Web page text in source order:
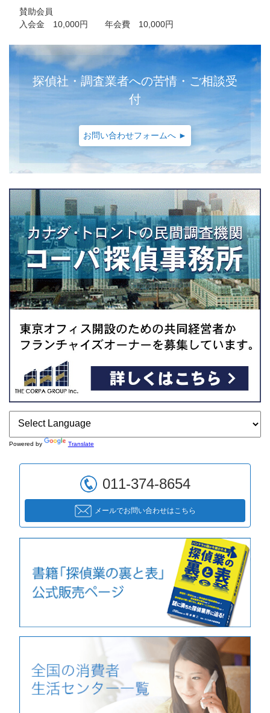
賛助会員
入会金 10,000円 年会費 10,000円
探偵社・調査業者への苦情・ご相談受
付
お問い合わせフォームへ ►
Powered by Translate
011-374-8654
メールでお問い合わせはこちら